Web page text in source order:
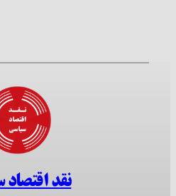
نقد